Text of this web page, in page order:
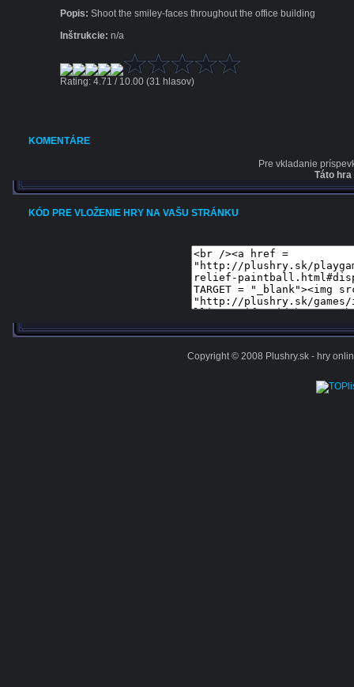
Popis: Shoot the smiley-faces throughout the office building
Inštrukcie: n/a
Rating: 4.71 / 10.00 (31 hlasov)
KOMENTÁRE
Pre vkladanie
Táto
KÓD PRE VLOŽENIE HRY NA VAŠU STRÁNKU
Copyright © 2008 Plushry.sk - hry